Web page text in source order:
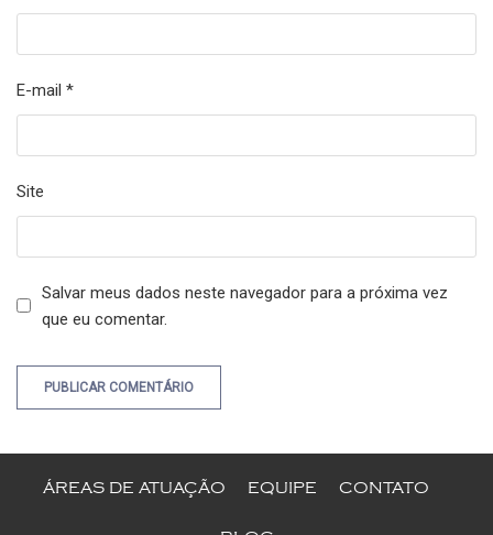
E-mail *
Site
Salvar meus dados neste navegador para a próxima vez
que eu comentar.
ÁREAS DE ATUAÇÃO EQUIPE CONTATO